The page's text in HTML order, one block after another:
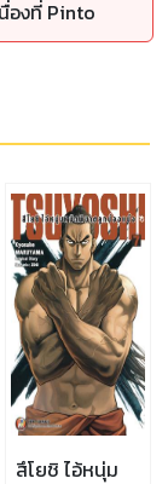
องที่ Pinto
สึโยชิ ไอ้หนุ่ม